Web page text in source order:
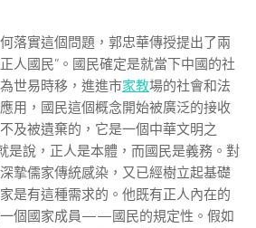
落實這個問題，郭忠華傳授提出了兩
人國民”。國民確定是就當下中國的社
世易時移，進進市家教場的社會和法
用，國民這個概念開始被廣泛的接收
及被遺棄的，它是一個中華文明之
是說，正人是本體，而國民是義務。對
摯儒家傳統感染，又已經樹立起基礎
是有這種需求的。他既有正人內在的
個國家成員——國民的規定性。假如